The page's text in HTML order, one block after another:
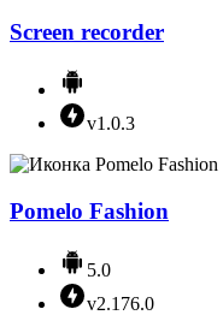
Screen recorder
v1.0.3
Pomelo Fashion
5.0
v2.176.0